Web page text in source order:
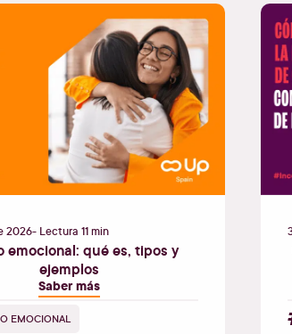
2026- Lectura 11 min
emocional: qué es, tipos y
ejemplos
Saber más
EMOCIONAL